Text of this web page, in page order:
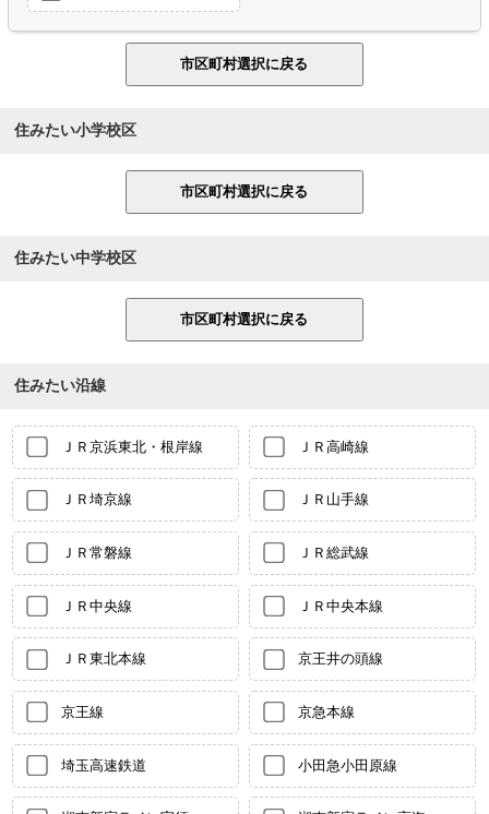
住みたい小学校区
住みたい中学校区
住みたい沿線
ＪＲ京浜東北・根岸線 ＪＲ高崎線
ＪＲ埼京線 ＪＲ山手線
ＪＲ常磐線 ＪＲ総武線
ＪＲ中央線 ＪＲ中央本線
ＪＲ東北本線 京王井の頭線
京王線 京急本線
埼玉高速鉄道 小田急小田原線